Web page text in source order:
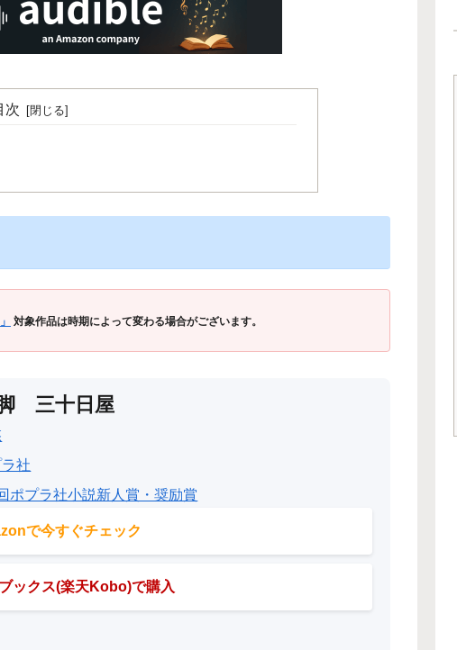
次
対象作品は時期によって変わる場合がございます。
三十日屋
社
ポプラ社小説新人賞・奨励賞
で今すぐチェック
ックス(楽天Kobo)で購入